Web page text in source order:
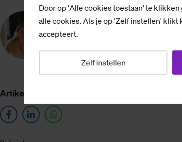
Door op 'Alle cookies toestaan' te
alle cookies. Als je op 'Zelf instellen' klikt
accepteert.
Zelf instellen
Do­mi­ni­que Pil­kes
Ar­ti­kel de­len op